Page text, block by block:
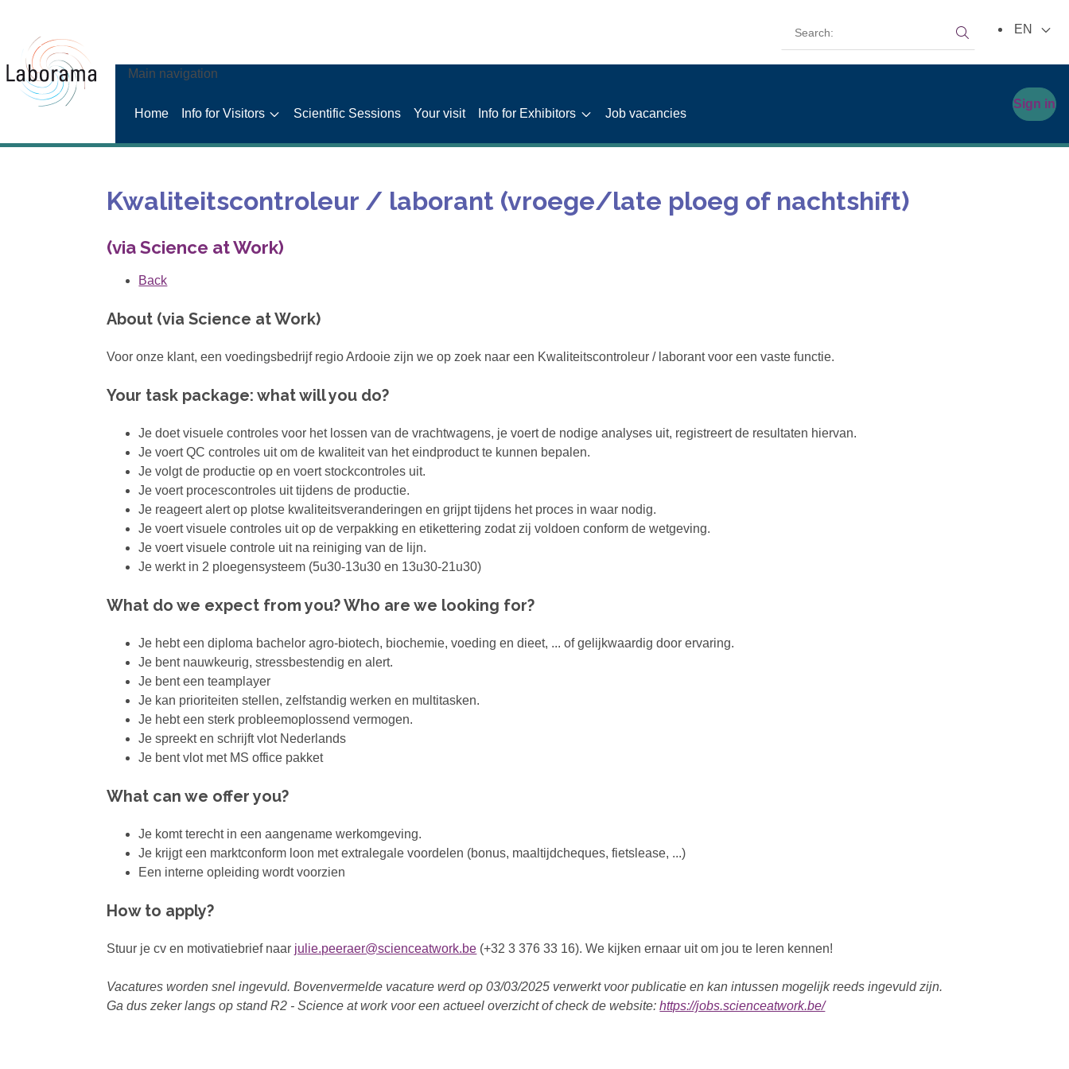
Main navigation
Home Info for Visitors Scientific Sessions Your visit Info for Exhibitors Job vacancies
Sign in
Search:
EN
Kwaliteitscontroleur / laborant (vroege/late ploeg of nachtshift)
(via Science at Work)
Back
About (via Science at Work)
Voor onze klant, een voedingsbedrijf regio Ardooie zijn we op zoek naar een Kwaliteitscontroleur / laborant voor een vaste functie.
Your task package: what will you do?
Je doet visuele controles voor het lossen van de vrachtwagens, je voert de nodige analyses uit, registreert de resultaten hiervan.
Je voert QC controles uit om de kwaliteit van het eindproduct te kunnen bepalen.
Je volgt de productie op en voert stockcontroles uit.
Je voert procescontroles uit tijdens de productie.
Je reageert alert op plotse kwaliteitsveranderingen en grijpt tijdens het proces in waar nodig.
Je voert visuele controles uit op de verpakking en etikettering zodat zij voldoen conform de wetgeving.
Je voert visuele controle uit na reiniging van de lijn.
Je werkt in 2 ploegensysteem (5u30-13u30 en 13u30-21u30)
What do we expect from you? Who are we looking for?
Je hebt een diploma bachelor agro-biotech, biochemie, voeding en dieet, ... of gelijkwaardig door ervaring.
Je bent nauwkeurig, stressbestendig en alert.
Je bent een teamplayer
Je kan prioriteiten stellen, zelfstandig werken en multitasken.
Je hebt een sterk probleemoplossend vermogen.
Je spreekt en schrijft vlot Nederlands
Je bent vlot met MS office pakket
What can we offer you?
Je komt terecht in een aangename werkomgeving.
Je krijgt een marktconform loon met extralegale voordelen (bonus, maaltijdcheques, fietslease, ...)
Een interne opleiding wordt voorzien
How to apply?
Stuur je cv en motivatiebrief naar julie.peeraer@scienceatwork.be (+32 3 376 33 16). We kijken ernaar uit om jou te leren kennen!
Vacatures worden snel ingevuld. Bovenvermelde vacature werd op 03/03/2025 verwerkt voor publicatie en kan intussen mogelijk reeds ingevuld zijn.
Ga dus zeker langs op stand R2 - Science at work voor een actueel overzicht of check de website:https://jobs.scienceatwork.be/